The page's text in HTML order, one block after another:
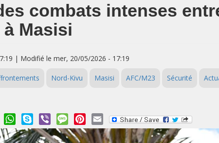
combats intenses
Masisi
| Modifié le mer, 20/05/2026 - 17:19
Nord-Kivu Masisi AFC/M23 Sécurité
MessengerWhatsApp
Skype Viber MessagePinterest
Email